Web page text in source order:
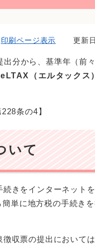
印刷ページ表示 更新
分から、基準年（前
eLTAX（エルタックス
条の4】
いて
きをインターネット
単に地方税の手続き
収票の提出においては